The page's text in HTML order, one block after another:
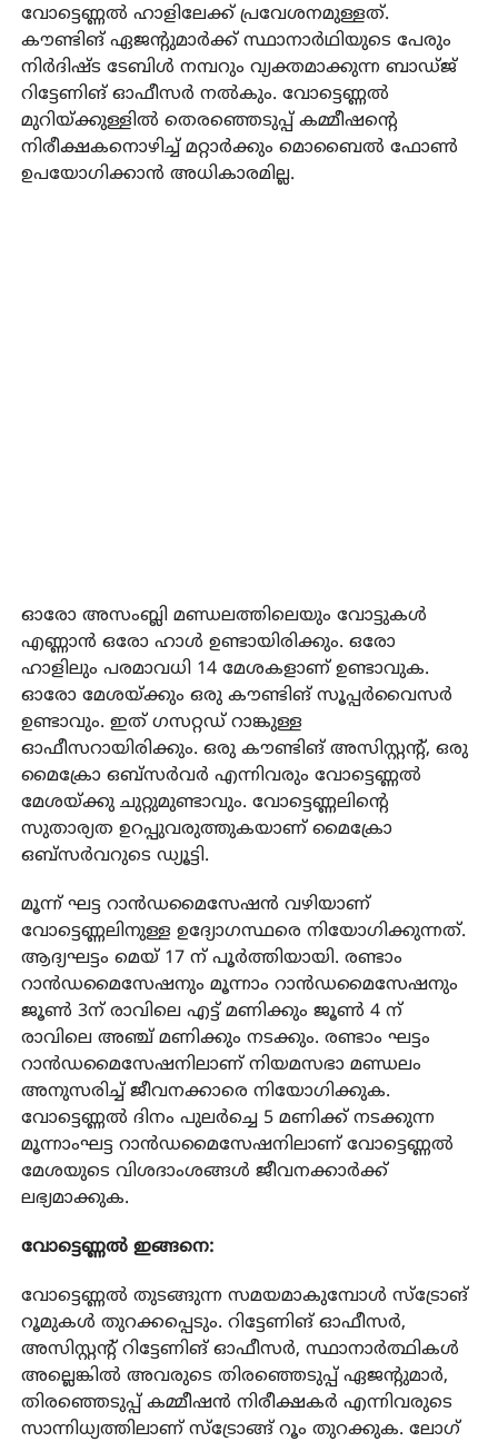
വോട്ടെണ്ണൽ ഹാളിലേക്ക് പ്രവേശനമുള്ളത്.
കൗണ്ടിങ് ഏജന്റുമാർക്ക് സ്ഥാനാർഥിയുടെ പേരും
നിർദിഷ്ട ടേബിൾ നമ്പറും വ്യക്തമാക്കുന്ന ബാഡ്ജ്
റിട്ടേണിങ് ഓഫീസർ നൽകും. വോട്ടെണ്ണൽ
മുറിയ്ക്കുള്ളിൽ തെരഞ്ഞെടുപ്പ് കമ്മീഷന്റെ
നിരീക്ഷകനൊഴിച്ച് മറ്റാർക്കും മൊബൈൽ ഫോൺ
ഉപയോഗിക്കാൻ അധികാരമില്ല.
ഓരോ അസംബ്ലി മണ്ഡലത്തിലെയും വോട്ടുകൾ
എണ്ണാൻ ഒരോ ഹാൾ ഉണ്ടായിരിക്കും. ഒരോ
ഹാളിലും പരമാവധി 14 മേശകളാണ് ഉണ്ടാവുക.
ഓരോ മേശയ്ക്കും ഒരു കൗണ്ടിങ് സൂപ്പർവൈസർ
ഉണ്ടാവും. ഇത് ഗസറ്റഡ് റാങ്കുള്ള
ഓഫീസറായിരിക്കും. ഒരു കൗണ്ടിങ് അസിസ്റ്റന്റ്, ഒരു
മൈക്രോ ഒബ്സർവർ എന്നിവരും വോട്ടെണ്ണൽ
മേശയ്ക്കു ചുറ്റുമുണ്ടാവും. വോട്ടെണ്ണലിന്റെ
സുതാര്യത ഉറപ്പുവരുത്തുകയാണ് മൈക്രോ
ഒബ്സർവറുടെ ഡ്യൂട്ടി.
മൂന്ന് ഘട്ട റാൻഡമൈസേഷൻ വഴിയാണ്
വോട്ടെണ്ണലിനുള്ള ഉദ്യോഗസ്ഥരെ നിയോഗിക്കുന്നത്.
ആദ്യഘട്ടം മെയ് 17 ന് പൂർത്തിയായി. രണ്ടാം
റാൻഡമൈസേഷനും മൂന്നാം റാൻഡമൈസേഷനും
ജൂൺ 3ന് രാവിലെ എട്ട് മണിക്കും ജൂൺ 4 ന്
രാവിലെ അഞ്ച് മണിക്കും നടക്കും. രണ്ടാം ഘട്ടം
റാൻഡമൈസേഷനിലാണ് നിയമസഭാ മണ്ഡലം
അനുസരിച്ച് ജീവനക്കാരെ നിയോഗിക്കുക.
വോട്ടെണ്ണൽ ദിനം പുലർച്ചെ 5 മണിക്ക് നടക്കുന്ന
മൂന്നാംഘട്ട റാൻഡമൈസേഷനിലാണ് വോട്ടെണ്ണൽ
മേശയുടെ വിശദാംശങ്ങൾ ജീവനക്കാർക്ക്
ലഭ്യമാക്കുക.
വോട്ടെണ്ണൽ ഇങ്ങനെ:
വോട്ടെണ്ണൽ തുടങ്ങുന്ന സമയമാകുമ്പോൾ സ്ട്രോങ്
റൂമുകൾ തുറക്കപ്പെടും. റിട്ടേണിങ് ഓഫീസർ,
അസിസ്റ്റന്റ് റിട്ടേണിങ് ഓഫീസർ, സ്ഥാനാർത്ഥികൾ
അല്ലെങ്കിൽ അവരുടെ തിരഞ്ഞെടുപ്പ് ഏജന്റുമാർ,
തിരഞ്ഞെടുപ്പ് കമ്മീഷൻ നിരീക്ഷകർ എന്നിവരുടെ
സാന്നിധ്യത്തിലാണ് സ്‌ട്രോങ്ങ് റൂം തുറക്കുക. ലോഗ്